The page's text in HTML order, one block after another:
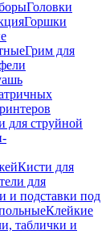
Головки
Горшки
Грим для
для струйной
Кисти для
для
и подставки под
Клейкие
таблички и